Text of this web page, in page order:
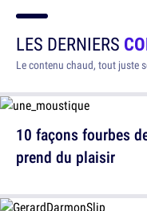
LES DERNIERS
Le contenu chaud, tout juste
10 façons fourbes
prend du plaisir